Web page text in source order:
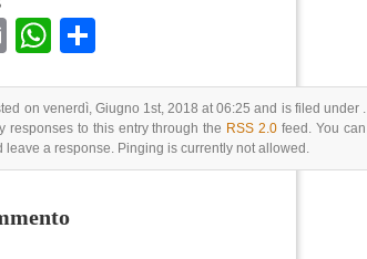
EmailWhatsApp
on venerdì, Giugno 1st, 2018 at 06:25 and is filed under .
responses to this entry through the RSS 2.0 feed. You can
leave a response. Pinging is currently not allowed.